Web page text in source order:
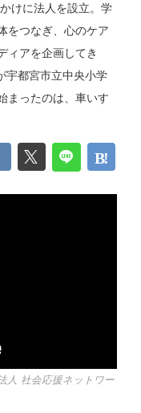
けに法人を設立。学
をつなぎ、心のケア
ィアを企画してき
宇都宮市立中央小学
まったのは、車いす
人 社会応援ネットワー